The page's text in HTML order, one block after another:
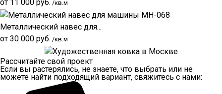
от 11 000 руб. /кв.м
Металлический навес для...
от 30 000 руб. /кв.м
Рассчитайте свой проект
Если вы растерялись, не знаете, что выбрать или не
можете найти подходящий вариант, свяжитесь с нами: